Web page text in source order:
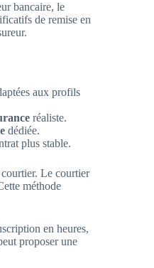
bancaire, le
de remise en
aux profils
réaliste.
dédiée.
plus stable.
Le courtier
méthode
en heures,
proposer une